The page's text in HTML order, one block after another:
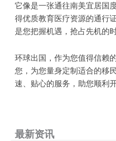
它像是一张通往南美宜居国
得优质教育医疗资源的通行
是您把握机遇，抢占先机的时
环球出国，作为您值得信赖
您，为您量身定制适合的移
速、贴心的服务，助您顺利
最新资讯